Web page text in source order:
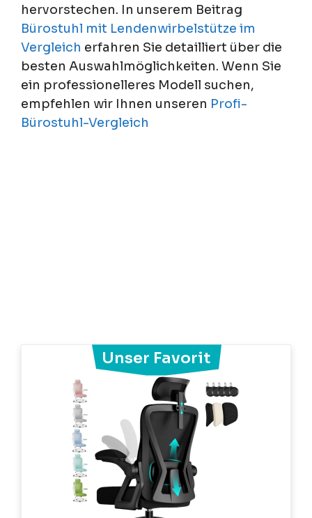
hervorstechen. In unserem Beitrag
Bürostuhl mit Lendenwirbelstütze im
Vergleich erfahren Sie detailliert über die
besten Auswahlmöglichkeiten. Wenn Sie
ein professionelleres Modell suchen,
empfehlen wir Ihnen unseren Profi-
Bürostuhl-Vergleich